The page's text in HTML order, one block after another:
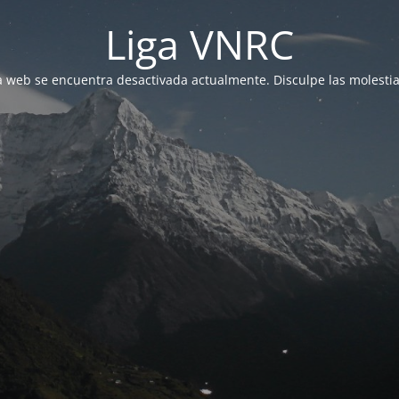
Liga VNRC
web se encuentra desactivada actualmente. Disculpe las